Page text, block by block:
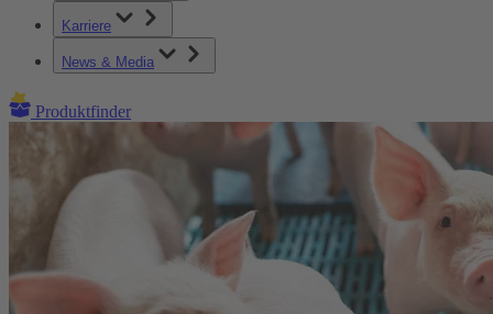
Karriere
News & Media
Produktfinder